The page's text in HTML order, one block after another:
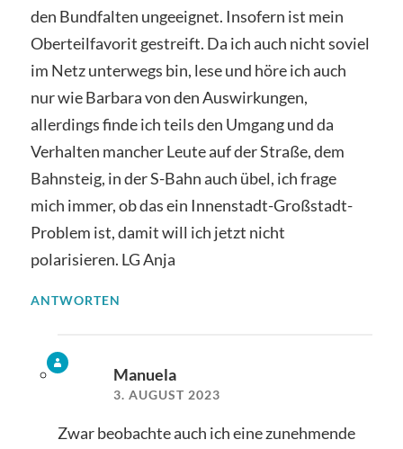
den Bundfalten ungeeignet. Insofern ist mein
Oberteilfavorit gestreift. Da ich auch nicht soviel
im Netz unterwegs bin, lese und höre ich auch
nur wie Barbara von den Auswirkungen,
allerdings finde ich teils den Umgang und da
Verhalten mancher Leute auf der Straße, dem
Bahnsteig, in der S-Bahn auch übel, ich frage
mich immer, ob das ein Innenstadt-Großstadt-
Problem ist, damit will ich jetzt nicht
polarisieren. LG Anja
ANTWORTEN
Manuela
3. AUGUST 2023
Zwar beobachte auch ich eine zunehmende